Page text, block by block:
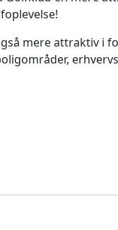
mere attraktiv i